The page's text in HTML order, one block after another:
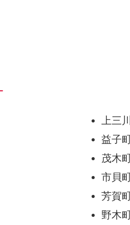
上三
益子
茂木
市貝
芳賀
野木